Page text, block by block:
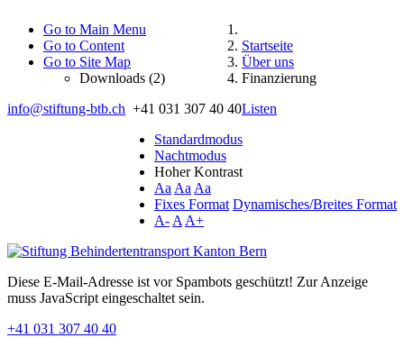
Go to Main Menu
Go to Content
Go to Site Map
Downloads (2)
info@stiftung-btb.ch +41 031 307 40 40
Standardmodus
Nachtmodus
Hoher Kontrast
Aa Aa Aa
Fixes Format Dynamisches/Breites Format
A- A A+
Diese E-Mail-Adresse ist vor Spambots geschützt! Zur Anzeige
muss JavaScript eingeschaltet sein.
+41 031 307 40 40
Startseite
Über uns
Finanzierung
Listen